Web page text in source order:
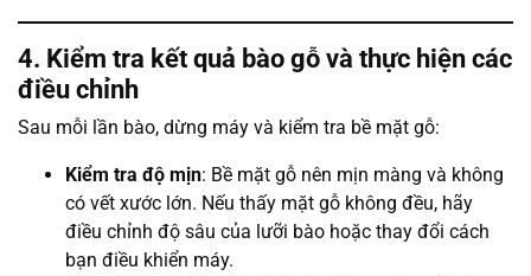
4. Kiểm tra kết quả bào gỗ và thực hiện các
điều chỉnh
Sau mỗi lần bào, dừng máy và kiểm tra bề mặt gỗ:
Kiểm tra độ mịn: Bề mặt gỗ nên mịn màng và không
có vết xước lớn. Nếu thấy mặt gỗ không đều, hãy
điều chỉnh độ sâu của lưỡi bào hoặc thay đổi cách
bạn điều khiển máy.